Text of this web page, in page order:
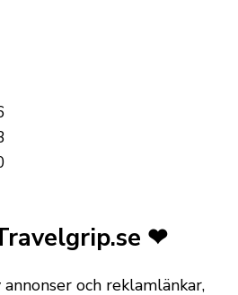
❤
och reklamlänkar,